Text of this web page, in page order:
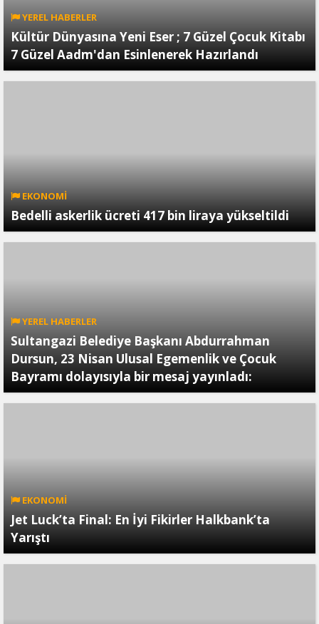
YEREL HABERLER
Kültür Dünyasına Yeni Eser ; 7 Güzel Çocuk Kitabı
7 Güzel Aadm'dan Esinlenerek Hazırlandı
EKONOMİ
Bedelli askerlik ücreti 417 bin liraya yükseltildi
YEREL HABERLER
Sultangazi Belediye Başkanı Abdurrahman
Dursun, 23 Nisan Ulusal Egemenlik ve Çocuk
Bayramı dolayısıyla bir mesaj yayınladı:
EKONOMİ
Jet Luck’ta Final: En İyi Fikirler Halkbank’ta
Yarıştı